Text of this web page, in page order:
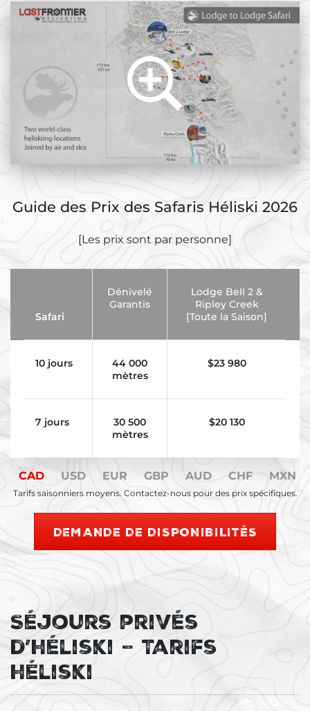
Guide des Prix des Safaris Héliski 2026
[Les prix sont par personne]
Safari
Dénivelé
Garantis
Lodge Bell 2 &
Ripley Creek
[Toute la Saison]
10 jours
44 000
mètres
$23 980
7 jours
30 500
mètres
$20 130
CAD USD EUR GBP AUD CHF MXN
Tarifs saisonniers moyens. Contactez-nous pour des prix spécifiques.
DEMANDE DE DISPONIBILITÉS
Séjours privés
d’héliski – Tarifs
héliski